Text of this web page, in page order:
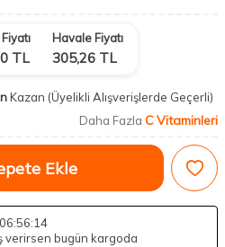
TL
Havale Fiyatı
305,26 TL
Kazan (Üyelikli Alışverişlerde Geçerli)
Daha Fazla C Vitaminleri
Ekle
06:56:13
verirsen bugün kargoda